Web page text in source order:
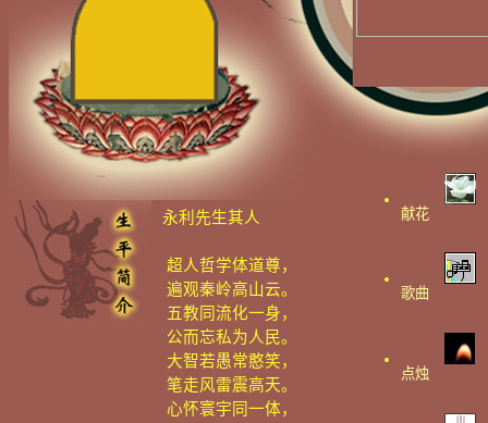
献花
歌曲
点烛
永利先生其人
超人哲学体道尊，
遍观秦岭高山云。
五教同流化一身，
公而忘私为人民。
大智若愚常憨笑，
笔走风雷震高天。
心怀寰宇同一体，